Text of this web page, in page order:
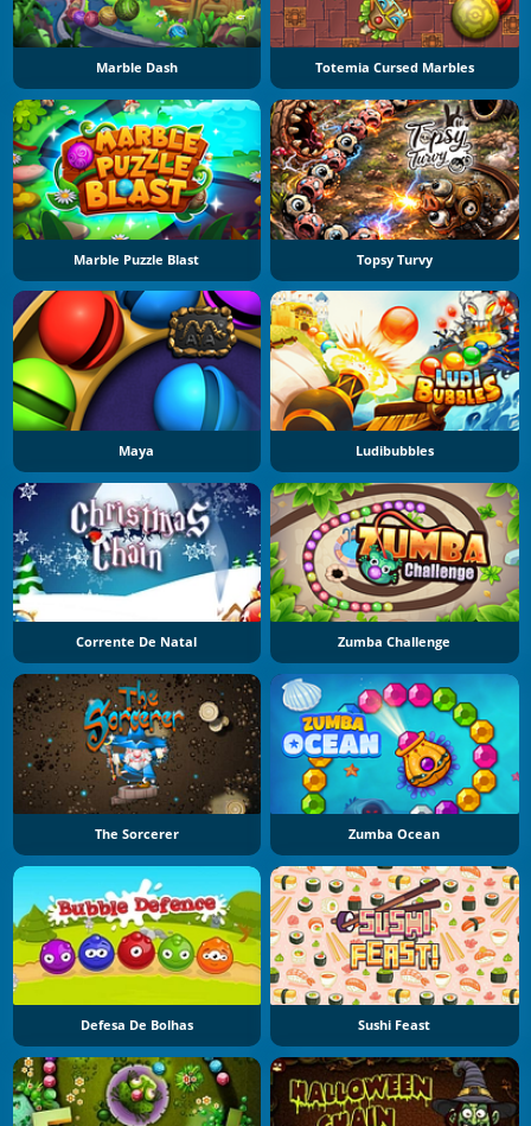
Marble Dash Totemia Cursed Marbles
Marble Puzzle Blast Topsy Turvy
Maya Ludibubbles
Corrente De Natal Zumba Challenge
The Sorcerer Zumba Ocean
Defesa De Bolhas Sushi Feast